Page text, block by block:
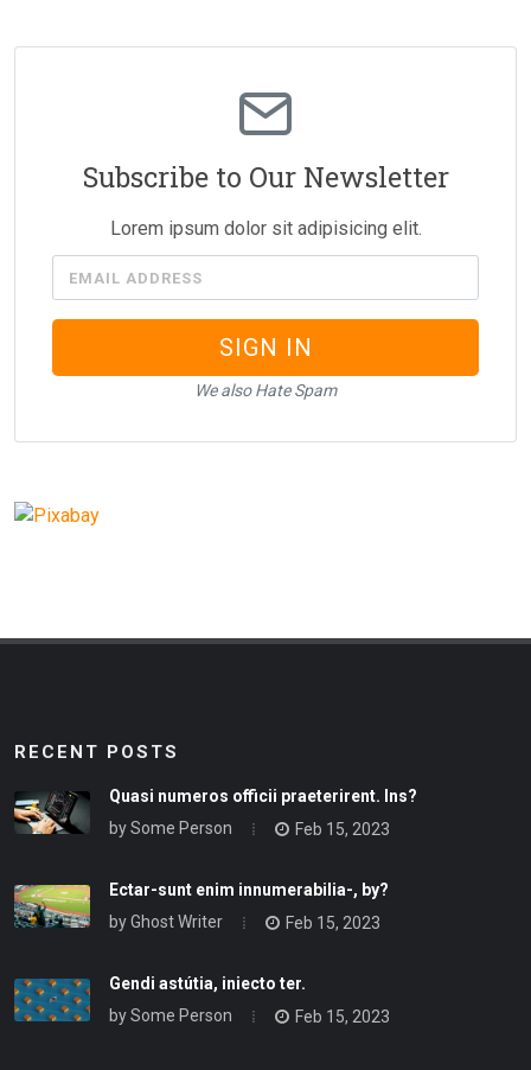
Subscribe to Our Newsletter
Lorem ipsum dolor sit adipisicing elit.
EMAIL ADDRESS
SIGN IN
We also Hate Spam
RECENT POSTS
Quasi numeros officii praeterirent. Ins?
bySome Person Feb 15, 2023
Ectar-sunt enim innumerabilia-, by?
byGhost Writer Feb 15, 2023
Gendi astútia, iniecto ter.
bySome Person Feb 15, 2023